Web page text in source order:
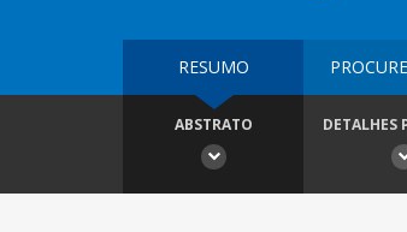
RESUMO
ABSTRATO DETALHES